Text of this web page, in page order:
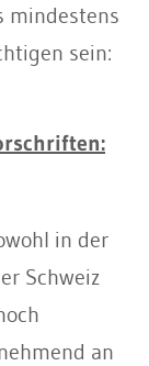
mindestens
sein:
in der
Schweiz
an